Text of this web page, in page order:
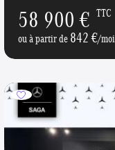
58 900 € TTC
ou à partir de842 €/